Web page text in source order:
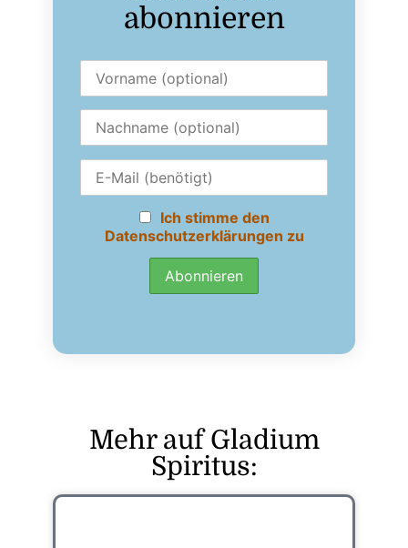
abonnieren
Ich stimme den
Datenschutzerklärungen zu
Mehr auf Gladium
Spiritus: